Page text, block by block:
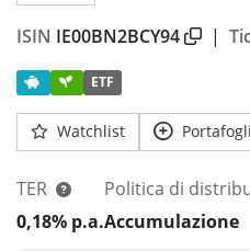
ISIN IE00BN2BCY94 |
ETF
Watchlist
TER
0,18% p.a.
Politica di
Accumulazione